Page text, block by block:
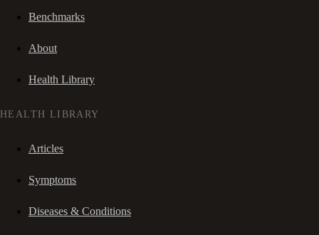
Benchmarks
About
Health Library
HEALTH LIBRARY
Articles
Symptoms
Diseases & Conditions